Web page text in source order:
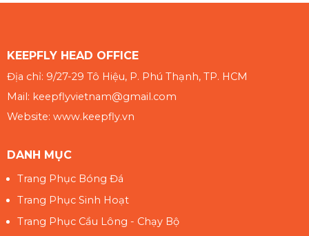
KEEPFLY HEAD OFFICE
Địa chỉ: 9/27-29 Tô Hiệu, P. Phú Thạnh, TP. HCM
Mail: keepflyvietnam@gmail.com
Website: www.keepfly.vn
DANH MỤC
Trang Phục Bóng Đá
Trang Phục Sinh Hoạt
Trang Phục Cầu Lông - Chạy Bộ